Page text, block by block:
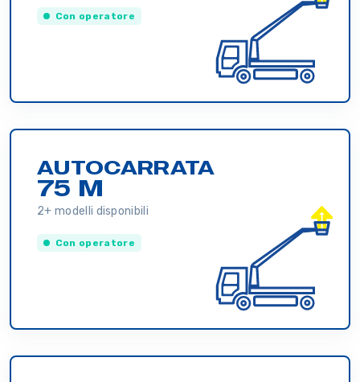
Con operatore
AUTOCARRATA
75 M
2+ modelli disponibili
Con operatore